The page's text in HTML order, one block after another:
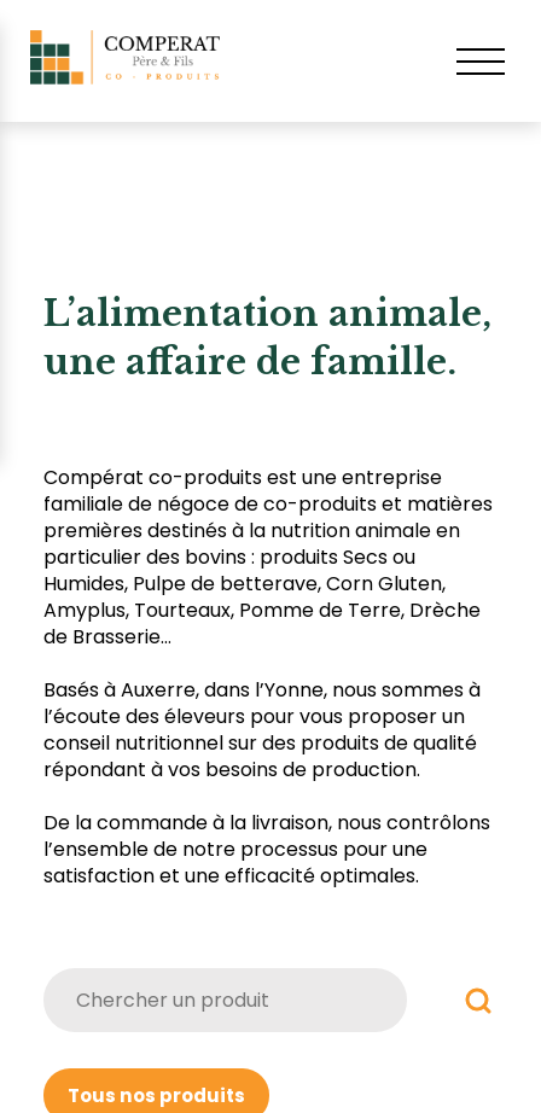
L’alimentation animale,
une affaire de famille.
Compérat co-produits est une entreprise
familiale de négoce de co-produits et matières
premières destinés à la nutrition animale en
particulier des bovins : produits Secs ou
Humides, Pulpe de betterave, Corn Gluten,
Amyplus, Tourteaux, Pomme de Terre, Drèche
de Brasserie…
Basés à Auxerre, dans l’Yonne, nous sommes à
l’écoute des éleveurs pour vous proposer un
conseil nutritionnel sur des produits de qualité
répondant à vos besoins de production.
De la commande à la livraison, nous contrôlons
l’ensemble de notre processus pour une
satisfaction et une efficacité optimales.
Tous nos produits